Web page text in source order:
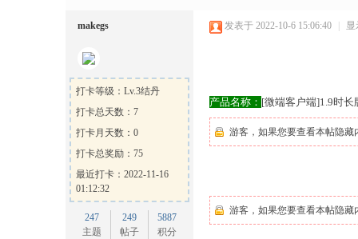
me
makegs
打卡等级：Lv.3结丹
打卡总天数：7
打卡月天数：0
打卡总奖励：75
最近打卡：2022-11-16
01:12:32
247
主题
249
帖子
5887
积分
发表于 2022-10-6 15:06:40 显
产品名称： [微端客户端]1.9时长
游客，如果您要查看本帖隐藏
游客，如果您要查看本帖隐藏